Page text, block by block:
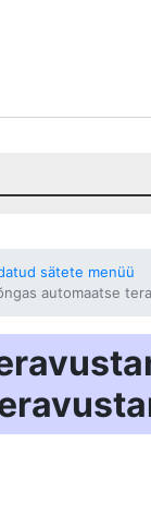
sätete menüü
automaatse